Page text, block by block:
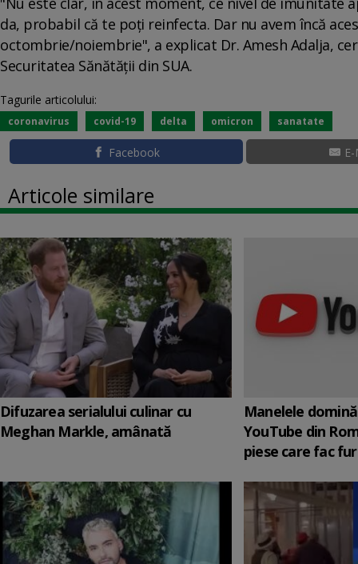
da, probabil că te poţi reinfecta. Dar nu avem încă
octombrie/noiembrie", a explicat Dr. Amesh Adalja,
Securitatea Sănătăţii din SUA.
Tagurile articolului:
coronavirus covid-19 delta omicron sanatate
Facebook
Articole similare
Difuzarea serialului culinar cu
Meghan Markle, amânată
Manelele
YouTube din
piese care fac